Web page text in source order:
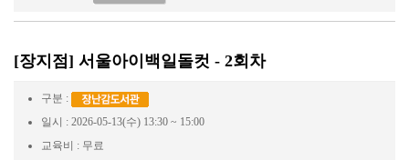
[장지점] 서울아이백일돌컷 - 2회차
구분 :
일시 : 2026-05-13(수) 13:30 ~ 15:00
교육비 : 무료